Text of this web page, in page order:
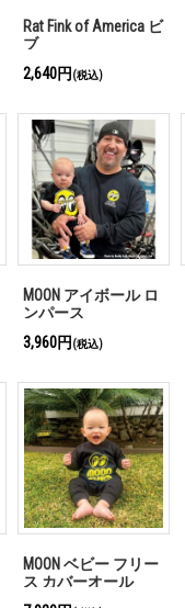
Rat Fink of America ビ
ブ
2,640円 (税込)
MOON アイボール ロ
ンパース
3,960円 (税込)
MOON ベビー フリー
ス カバーオール